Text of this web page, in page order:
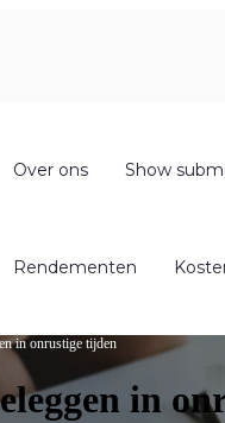
Over ons Show
Rendementen
in onrustige tijden
in